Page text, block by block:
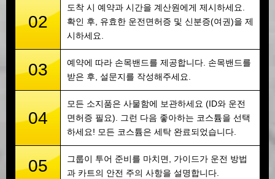
02
도착 시 예약과 시간을 계산원에게 제시하세요.
확인 후, 유효한 운전면허증 및 신분증(여권)을 제
시하세요.
03
예약에 따라 손목밴드를 제공합니다. 손목밴드를
받은 후, 설문지를 작성해주세요.
04
모든 소지품은 사물함에 보관하세요 (ID와 운전
면허증 필요). 그런 다음 좋아하는 코스튬을 선택
하세요! 모든 코스튬은 세탁 완료되었습니다.
05
그룹이 투어 준비를 마치면, 가이드가 운전 방법
과 카트의 안전 주의 사항을 설명합니다.